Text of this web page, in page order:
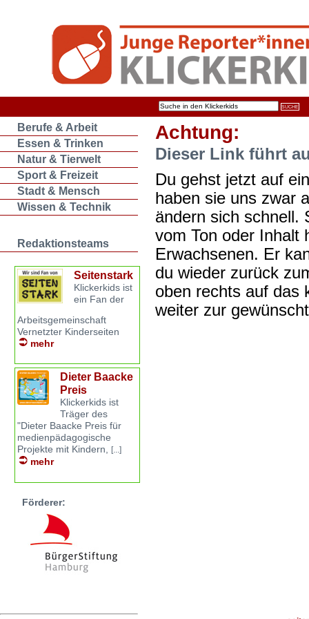
Berufe & Arbeit
Essen & Trinken
Natur & Tierwelt
Sport & Freizeit
Stadt & Mensch
Wissen & Technik
Redaktionsteams
Seitenstark
Klickerkids ist
ein Fan der
Arbeitsgemeinschaft
Vernetzter Kinderseiten
mehr
Dieter Baacke
Preis
Klickerkids ist
Träger des
"Dieter Baacke Preis für
medienpädagogische
Projekte mit Kindern, [...]
mehr
Förderer:
Achtung:
Dieser Link führt
Du gehst jetzt auf
haben sie uns zwar
ändern sich schnell.
vom Ton oder Inhalt
Erwachsenen. Er
du wieder zurück
oben rechts auf das
weiter zur